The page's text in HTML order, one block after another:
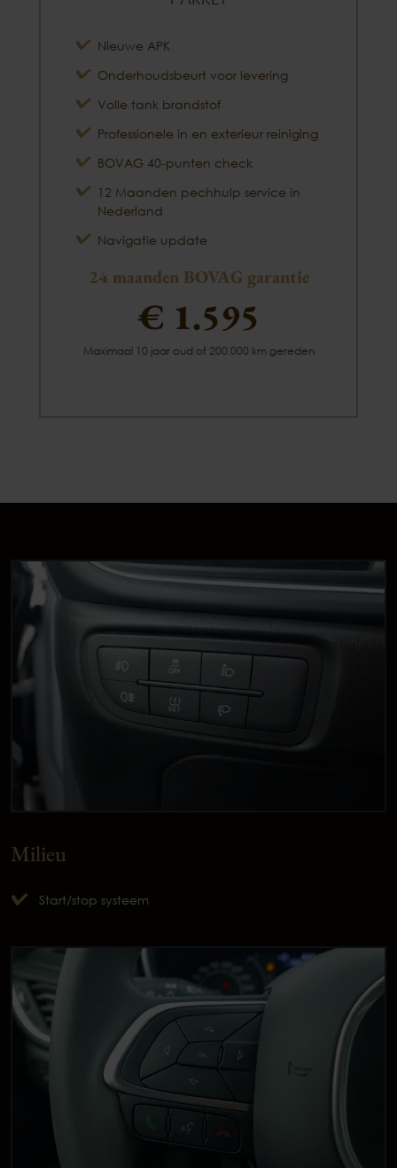
Nieuwe APK
Onderhoudsbeurt voor levering
Volle tank brandstof
Professionele in en exterieur reiniging
BOVAG 40-punten check
12 Maanden pechhulp service in
Nederland
Navigatie update
24 maanden BOVAG garantie
€ 1.595
Maximaal 10 jaar oud of 200.000 km gereden
Milieu
Start/stop systeem